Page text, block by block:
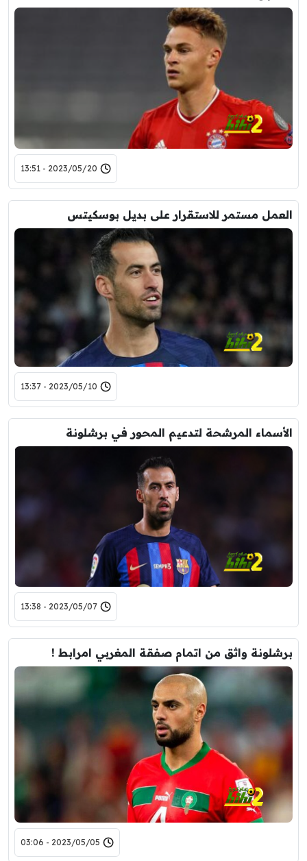
2023/05/20 - 13:51
العمل مستمر للاستقرار على بديل بوسكيتس
2023/05/10 - 13:37
الأسماء المرشحة لتدعيم المحور في برشلونة
2023/05/07 - 13:38
برشلونة واثق من اتمام صفقة المغربي امرابط !
2023/05/05 - 03:06